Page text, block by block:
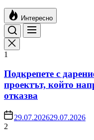
Интересно
1
Подкрепете с
проектът, който
отказва
29.07.202629.07.2026
2